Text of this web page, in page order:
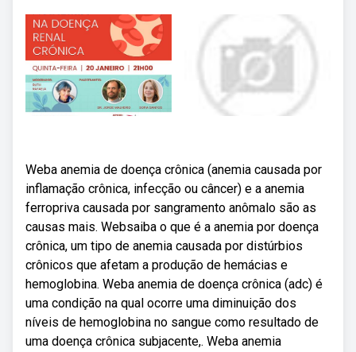
Weba anemia de doença crônica (anemia causada por
inflamação crônica, infecção ou câncer) e a anemia
ferropriva causada por sangramento anômalo são as
causas mais. Websaiba o que é a anemia por doença
crônica, um tipo de anemia causada por distúrbios
crônicos que afetam a produção de hemácias e
hemoglobina. Weba anemia de doença crônica (adc) é
uma condição na qual ocorre uma diminuição dos
níveis de hemoglobina no sangue como resultado de
uma doença crônica subjacente,. Weba anemia